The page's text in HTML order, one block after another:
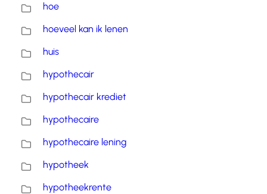
hoe
hoeveel kan ik lenen
huis
hypothecair
hypothecair krediet
hypothecaire
hypothecaire lening
hypotheek
hypotheekrente